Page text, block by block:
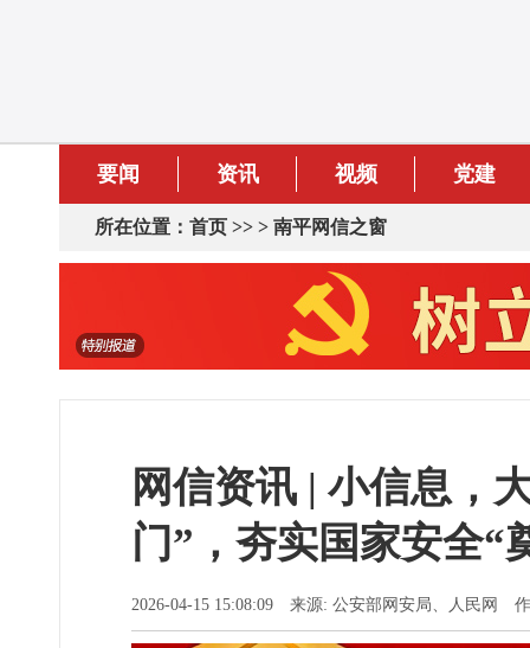
要闻 资讯 视频 党建
所在位置： 首页 >> > 南平网信之窗
网信资讯 | 小信息
门”，夯实国家安全“
2026-04-15 15:08:09 来源: 公安部网安局、人民网